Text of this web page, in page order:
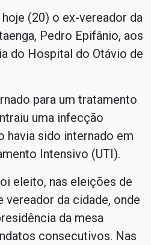
hoje (20) o ex-vereador da
Pedro Epifânio, aos
do Hospital do Otávio de
para um tratamento
uma infecção
havia sido internado em
Intensivo (UTI).
eleito, nas eleições de
vereador da cidade, onde
da mesa
consecutivos. Nas